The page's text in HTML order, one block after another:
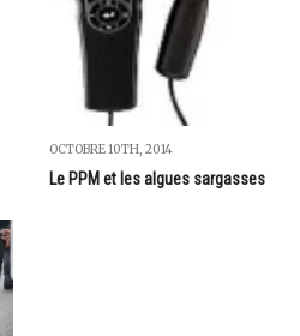
OCTOBRE 10TH, 2014
Le PPM et les algues sargasses